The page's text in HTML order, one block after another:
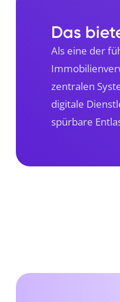
Das
Als eine der
zentralen
digitale
spürbare